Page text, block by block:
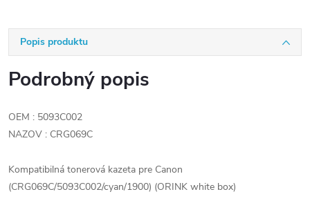
Popis produktu
Podrobný popis
OEM : 5093C002
NAZOV : CRG069C
Kompatibilná tonerová kazeta pre Canon
(CRG069C/5093C002/cyan/1900) (ORINK white box)